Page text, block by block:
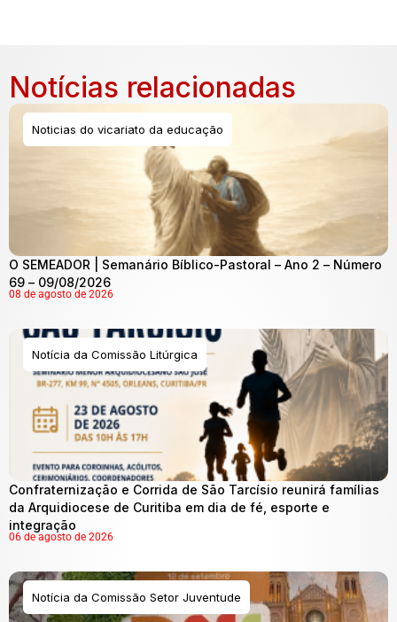
Notícias relacionadas
Noticias do vicariato da educação
O SEMEADOR | Semanário Bíblico-Pastoral – Ano 2 – Número
69 – 09/08/2026
08 de agosto de 2026
Notícia da Comissão Litúrgica
Confraternização e Corrida de São Tarcísio reunirá famílias
da Arquidiocese de Curitiba em dia de fé, esporte e
integração
06 de agosto de 2026
Notícia da Comissão Setor Juventude